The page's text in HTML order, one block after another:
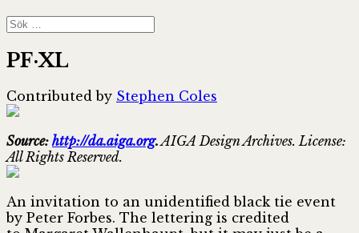
Sök
efter:
PF·XL
Contributed by Stephen Coles
Source: http://da.aiga.org.AIGA Design Archives. License:
All Rights Reserved.
An invitation to an unidentified black tie event
by Peter Forbes. The lettering is credited